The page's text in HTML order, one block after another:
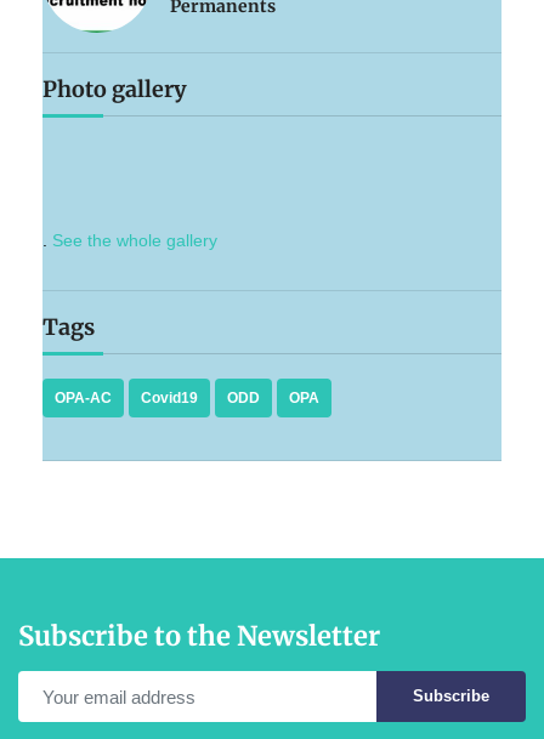
Permanents
Photo gallery
. See the whole gallery
Tags
OPA-AC Covid19 ODD OPA
Subscribe to the Newsletter
Subscribe